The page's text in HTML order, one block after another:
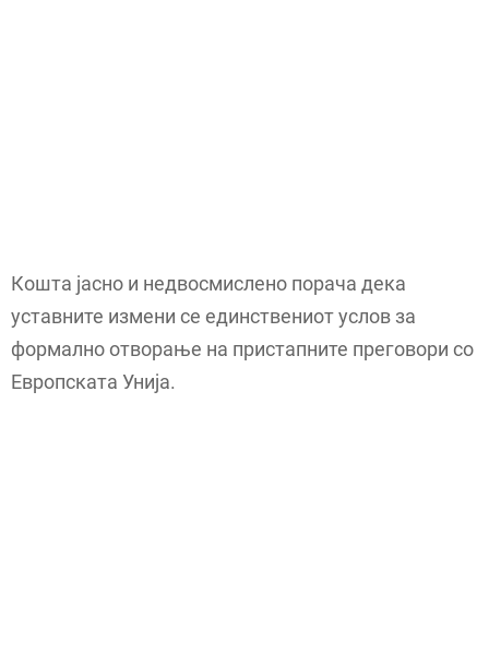
Кошта јасно и недвосмислено порача дека
уставните измени се единствениот услов за
формално отворање на пристапните преговори со
Европската Унија.